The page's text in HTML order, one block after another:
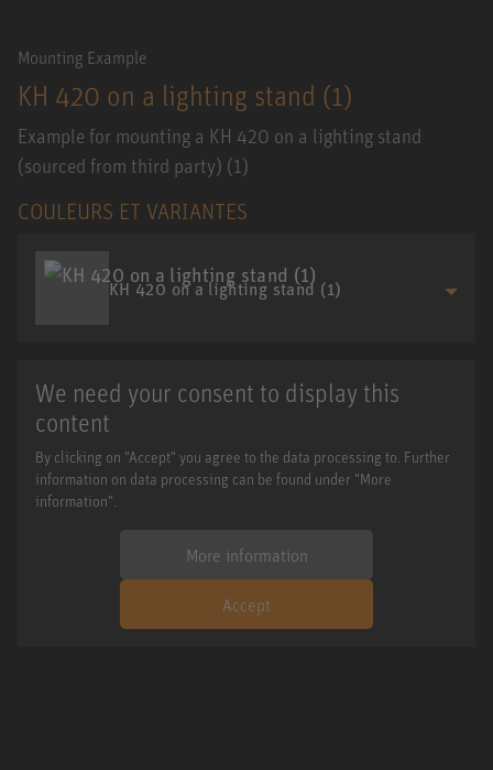
Mounting Example
KH 420 on a lighting stand (1)
Example for mounting a KH 420 on a lighting stand
(sourced from third party) (1)
COULEURS ET VARIANTES
KH 420 on a lighting stand (1)
We need your consent to display this
content
By clicking on "Accept" you agree to the data processing to. Further
information on data processing can be found under "More
information".
More information
Accept